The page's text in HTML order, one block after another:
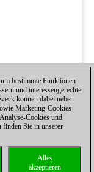
bestimmte Funktionen
und interessengerechte
können dabei neben
Marketing-Cookies
Cookies und
finden Sie in unserer
Alles
akzeptieren